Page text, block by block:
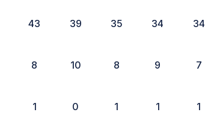
43 39 35 34 34
8 10 8 9 7
1 0 1 1 1